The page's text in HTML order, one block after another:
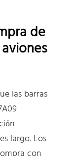
de
las barras
largo. Los